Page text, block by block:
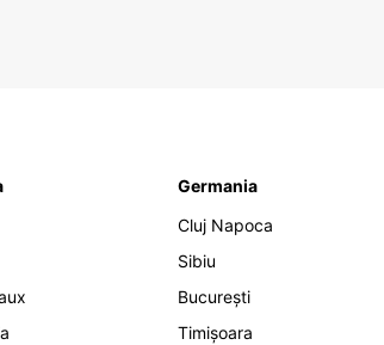
Germania
Cluj Napoca
Sibiu
București
Timișoara